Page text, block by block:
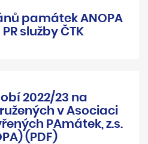
památek ANOPA
PR služby ČTK
2022/23 na
v Asociaci
PAmátek, z.s.
(PDF)